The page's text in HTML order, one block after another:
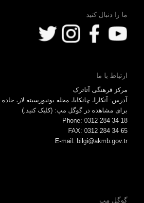
ما را دنبال کنید
ارتباط با ما
مرکز فرهنگی آتاترک
آدرس: آنکارا، چانکایا، محله یونیورسیته لار، جاده
برای مشاهده در گوگل مپ: (کلیک کنید.)
Phone: 0312 284 34 18
FAX: 0312 284 34 65
E-mail: bilgi@akmb.gov.tr
گوگل مپ